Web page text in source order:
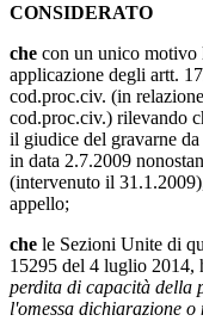
CONSIDERATO
che con un unico motivo
applicazione degli artt.
cod.proc.civ. (in
cod.proc.civ.) rilevando
il giudice del gravarne
in data 2.7.2009
(intervenuto il
appello;
che le Sezioni Unite di
15295 del 4 luglio 2014,
perdita di capacità della
l'omessa dichiarazione